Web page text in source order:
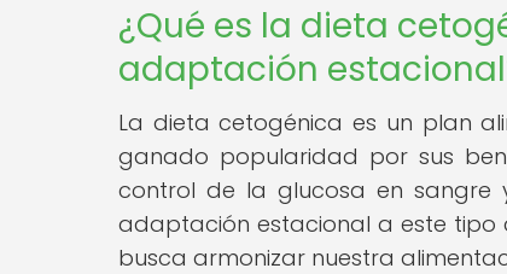
¿Qué es la dieta
adaptación
La dieta cetogénica es un plan
ganado popularidad por sus
control de la glucosa en sangre
adaptación estacional a este tipo
busca armonizar nuestra